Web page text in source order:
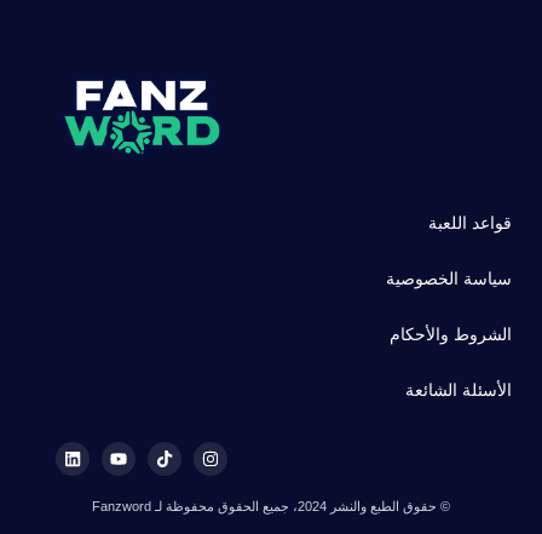
قواعد اللعبة
سياسة الخصوصية
الشروط والأحكام
الأسئلة الشائعة
© حقوق الطبع والنشر 2024، جميع الحقوق محفوظة لـ Fanzword